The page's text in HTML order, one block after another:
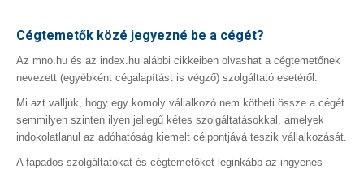
Cégtemetők közé jegyezné be a cégét?
Az mno.hu és az index.hu alábbi cikkeiben olvashat a cégtemetőnek
nevezett (egyébként cégalapítást is végző) szolgáltató esetéről.
Mi azt valljuk, hogy egy komoly vállalkozó nem kötheti össze a cégét
semmilyen szinten ilyen jellegű kétes szolgáltatásokkal, amelyek
indokolatlanul az adóhatóság kiemelt célpontjává teszik vállalkozását.
A fapados szolgáltatókat és cégtemetőket leginkább az ingyenes